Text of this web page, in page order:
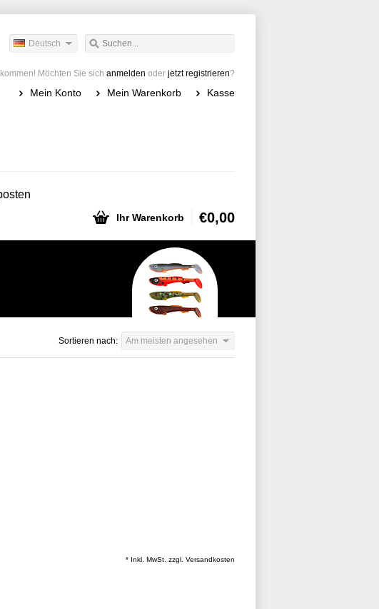
Deutsch
Möchten Sie sich anmelden oder jetzt registrieren?
Mein Konto Mein Warenkorb Kasse
Ihr Warenkorb €0,00
Sortieren nach: Am meisten angesehen
* Inkl. MwSt. zzgl. Versandkosten